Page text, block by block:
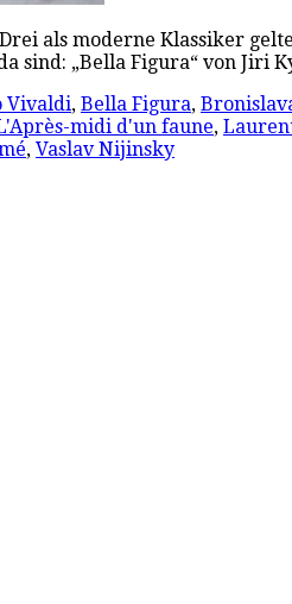
als moderne Klassiker
sind: „Bella Figura“ von Jiri
Vivaldi, Bella Figura,
midi d'un faune,
, Vaslav Nijinsky